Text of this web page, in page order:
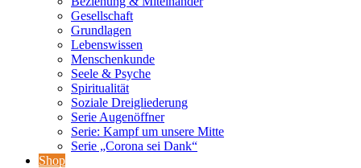
Gesellschaft
Grundlagen
Lebenswissen
Menschenkunde
Seele & Psyche
Spiritualität
Soziale Dreigliederung
Serie Augenöffner
Serie: Kampf um unsere Mitte
Serie „Corona sei Dank“
Shop